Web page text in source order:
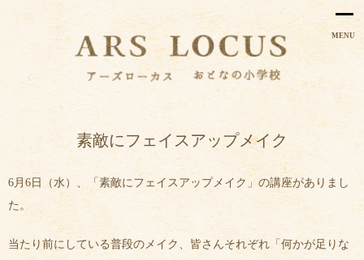
MENU
素敵にフェイスアップメイク
6月6日（水）、「素敵にフェイスアップメイク」の講座がありまし
た。
当たり前にしている普段のメイク、皆さんそれぞれ「何かが足りな